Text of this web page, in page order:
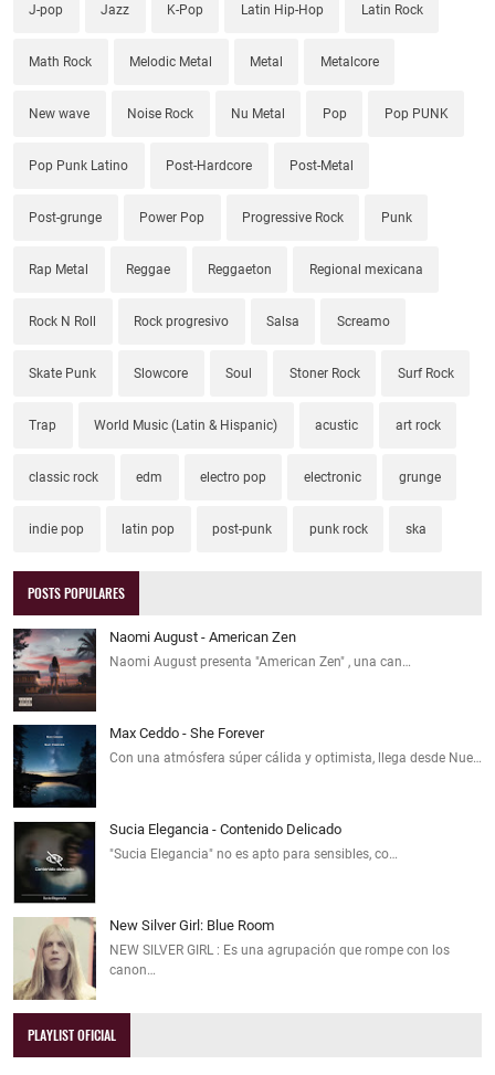
J-pop Jazz K-Pop Latin Hip-Hop Latin Rock
Math Rock Melodic Metal Metal Metalcore
New wave Noise Rock Nu Metal Pop Pop PUNK
Pop Punk Latino Post-Hardcore Post-Metal
Post-grunge Power Pop Progressive Rock Punk
Rap Metal Reggae Reggaeton Regional mexicana
Rock N Roll Rock progresivo Salsa Screamo
Skate Punk Slowcore Soul Stoner Rock Surf Rock
Trap World Music (Latin & Hispanic) acustic art rock
classic rock edm electro pop electronic grunge
indie pop latin pop post-punk punk rock ska
POSTS POPULARES
Naomi August - American Zen
Naomi August presenta "American Zen" , una can…
Max Ceddo - She Forever
Con una atmósfera súper cálida y optimista, llega desde Nue…
Sucia Elegancia - Contenido Delicado
"Sucia Elegancia" no es apto para sensibles, co…
New Silver Girl: Blue Room
NEW SILVER GIRL : Es una agrupación que rompe con los
canon…
PLAYLIST OFICIAL